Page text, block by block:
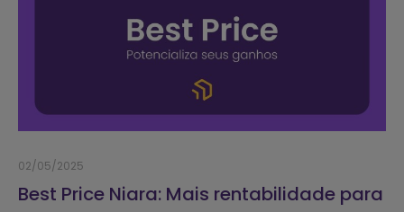
02/05/2025
Best Price Niara: Mais rentabilidade para